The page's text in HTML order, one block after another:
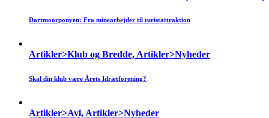
Dartmoorponyen: Fra minearbejder til turistattraktion
Artikler>Klub og Bredde, Artikler>Nyheder
Skal din klub være Årets Idrætforening?
Artikler>Avl, Artikler>Nyheder